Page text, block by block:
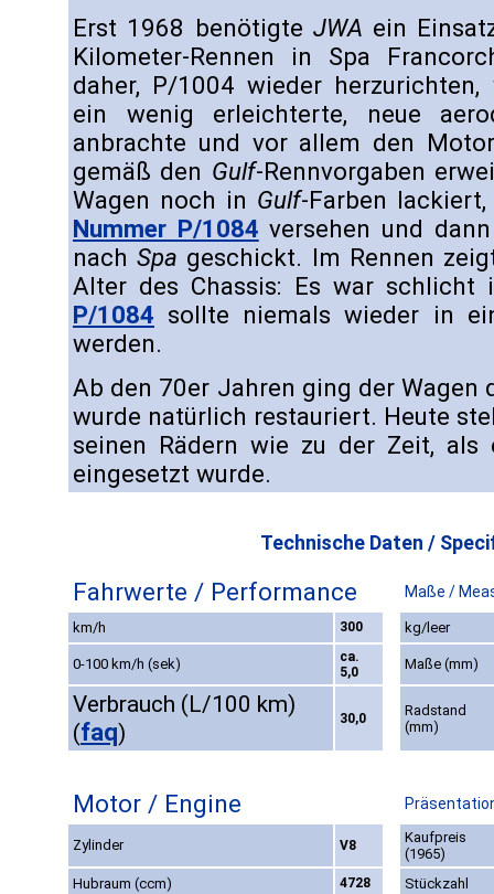
Erst 1968 benötigte JWA ein
Kilometer-Rennen in Spa
daher, P/1004 wieder
ein wenig erleichterte, neue
anbrachte und vor allem den
gemäß den Gulf-Rennvorgaben
Wagen noch in Gulf-Farben
Nummer P/1084 versehen und
nachSpa geschickt. Im Rennen
Alter des Chassis: Es war schlicht
P/1084 sollte niemals wieder in
werden.
Ab den 70er Jahren ging der Wagen
wurde natürlich restauriert. Heute
seinen Rädern wie zu der Zeit, als
eingesetzt wurde.
Technische Daten /
Fahrwerte / Performance Maße /
km/h 300 kg/leer
0-100 km/h (sek)
ca.
5,0
Maße (mm)
Verbrauch (L/100 km)
(faq)
30,0
Radstand
(mm)
Motor / Engine
Zylinder V8
Kaufpreis
(1965)
Hubraum (ccm)
4728
Stückzahl